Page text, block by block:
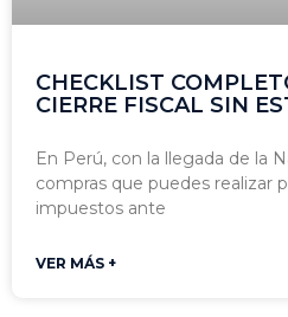
CHECKLIST
CIERRE FISCAL SIN
En Perú, con la llegada de la
compras que puedes realizar
impuestos ante
VER MÁS +